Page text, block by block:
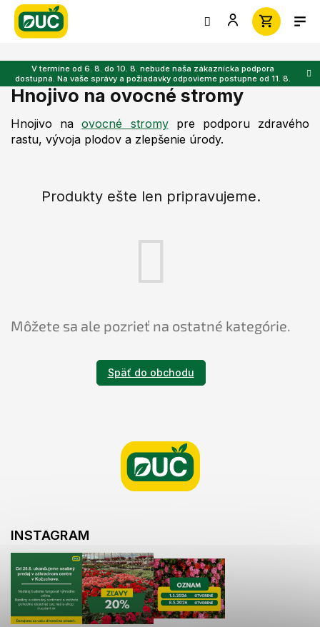
Prejsť
obsah
V termíne od 6. 8. do 10. 8. nebude naša zákaznícka podpora
dostupná. Na vaše správy a požiadavky odpovieme postupne od 11. 8.
Hnojivo na ovocné stromy
Hnojivo naovocné stromypre podporu zdravého
rastu, vývoja plodov a zlepšenie úrody.
Produkty ešte len pripravujeme.
Môžete sa ale pozrieť na ostatné kategórie.
Späť do obchodu
INSTAGRAM